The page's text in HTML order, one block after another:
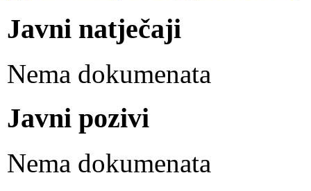
Javni natječaji
Nema dokumenata
Javni pozivi
Nema dokumenata